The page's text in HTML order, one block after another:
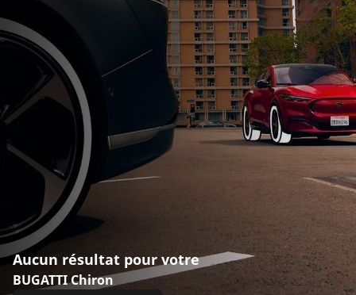
Aucun résultat pour votre
BUGATTI Chiron